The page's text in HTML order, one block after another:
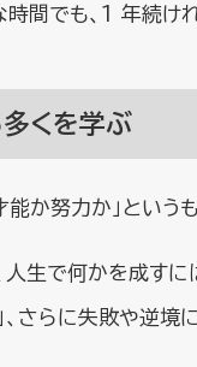
間でも、1 年続け
くを学ぶ
か努力か」という
人生で何かを成す
、さらに失敗や逆